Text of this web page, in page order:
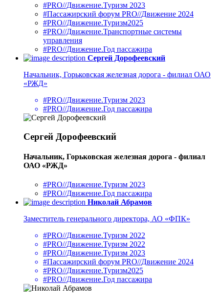
#PRO//Движение.Туризм 2023
#Пассажирский форум PRO//Движение 2024
#PRO//Движение.Туризм2025
#PRO//Движение.Транспортные системы
управления
#PRO//Движение.Год пассажира
Сергей Дорофеевский
Начальник, Горьковская железная дорога - филиал ОАО
«РЖД»
#PRO//Движение.Туризм 2023
#PRO//Движение.Год пассажира
Сергей Дорофеевский
Начальник, Горьковская железная дорога - филиал
ОАО «РЖД»
#PRO//Движение.Туризм 2023
#PRO//Движение.Год пассажира
Николай Абрамов
Заместитель генерального директора, АО «ФПК»
#PRO//Движение.Туризм 2022
#PRO//Движение.Туризм 2022
#PRO//Движение.Туризм 2023
#Пассажирский форум PRO//Движение 2024
#PRO//Движение.Туризм2025
#PRO//Движение.Год пассажира